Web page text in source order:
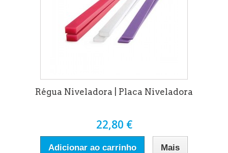
Régua Niveladora | Placa Niveladora
22,80 €
Adicionar ao carrinho Mais